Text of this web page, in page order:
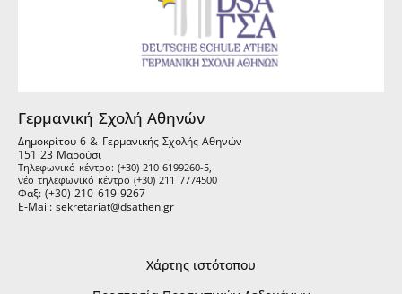
Γερμανική Σχολή Αθηνών
Δημοκρίτου 6 & Γερμανικής Σχολής Αθηνών
151 23 Μαρούσι
Τηλεφωνικό κέντρο: (+30) 210 6199260-5,
νέο τηλεφωνικό κέντρο (+30) 211 7774500
Φαξ: (+30) 210 619 9267
E-Mail: sekretariat@dsathen.gr
Χάρτης ιστότοπου